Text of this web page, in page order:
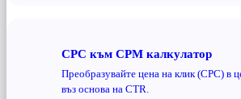
CPC към CPM калкулатор
Преобразувайте цена на клик (CPC) в
въз основа на CTR.